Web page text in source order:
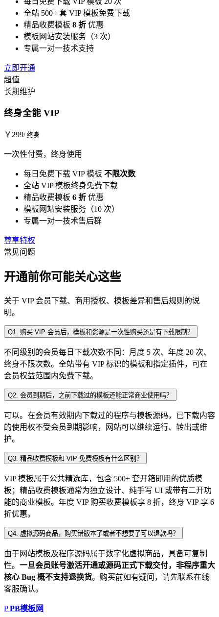
全站 500+ 套 VIP 模板免费下载
精品收费模板 8 折 优惠
模板网站安装服务（3 次）
专属一对一技术支持
立即开通
超值
长期维护
终身全能 VIP
￥ 299/ 终身
一次性付费，终身使用
每日免费下载 VIP 模板 不限次数
全站 VIP 模板终身免费下载
精品收费模板 6 折 优惠
模板网站安装服务（10 次）
专属一对一技术售后群
尊享特权
常见问题
开通前你可能关心这些
关于 VIP 会员下载、商用授权、模板差异和售后规则的说
明。
Q1. 购买 VIP 会员后，模板和资源是一次性购买还是有下载限制？
不同级别的会员每日下载次数不同：月度 5 次、年度 20 次、
终身不限次数。全站带有 VIP 标识的模板和指定插件，可在
会员权益范围内免费下载。
Q2. 会员到期后，之前下载过的模板还能正常商业使用吗？
可以。在会员有效期内下载过的程序与模板源码，已下载内容
的使用权不受会员到期影响，网站可以继续运行、转出或维
护。
Q3. 精品收费模板和 VIP 免费模板有什么区别？
VIP 模板属于公共精选库，包含 500+ 套开箱即用的优质模
板；精品收费模板通常为独立设计、纯手写 UI 或带有二开功
能的商业模板。年度 VIP 购买收费模板享 8 折，终身 VIP 享 6
折优惠。
Q4. 虚拟源码商品，购买错版本了或者不想要了可以退款吗？
由于网站模板及程序源码属于数字化虚拟商品，具备可复制
性。 一旦会员账号激活开通或源码正式下载交付，非程序重大
核心 Bug 概不支持退换货。购买前如有疑问，请先联系在线
客服确认。
P PB模板网